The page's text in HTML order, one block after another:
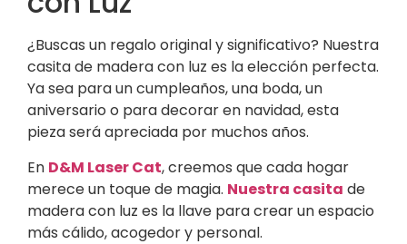
¿Buscas un regalo original y significativo? Nuestra
casita de madera con luz es la elección perfecta.
Ya sea para un cumpleaños, una boda, un
aniversario o para decorar en navidad, esta
pieza será apreciada por muchos años.
En D&M Laser Cat, creemos que cada hogar
merece un toque de magia. Nuestra casita de
madera con luz es la llave para crear un espacio
más cálido, acogedor y personal.